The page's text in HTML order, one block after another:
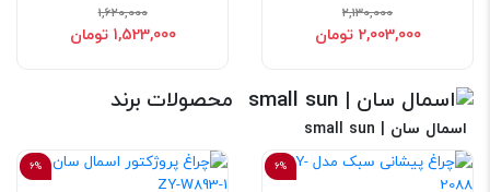
2,130,000
2,003,000 تومان
1,620,000
1,523,000 تومان
محصولات برند
اسمال سان | small sun
6%
6%